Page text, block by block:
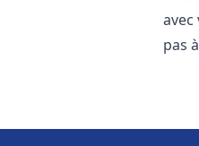
pas